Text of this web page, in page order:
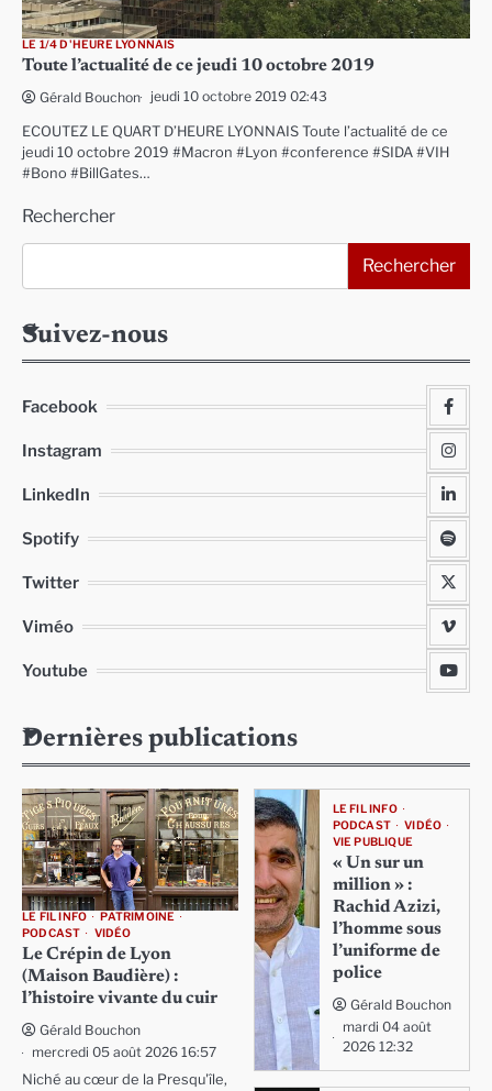
LE 1/4 D'HEURE LYONNAIS
Toute l’actualité de ce jeudi 10 octobre 2019
Gérald Bouchon jeudi 10 octobre 2019 02:43
ECOUTEZ LE QUART D’HEURE LYONNAIS Toute l’actualité de ce
jeudi 10 octobre 2019 #Macron #Lyon #conference #SIDA #VIH
#Bono #BillGates…
Rechercher
Rechercher
Suivez-nous
Facebook
Instagram
LinkedIn
Spotify
Twitter
Viméo
Youtube
Dernières publications
LE FIL INFO
PATRIMOINE
PODCAST
VIDÉO
Le Crépin de Lyon
(Maison Baudière) :
l’histoire vivante du cuir
Gérald Bouchon
mercredi 05 août 2026 16:57
Niché au cœur de la Presqu'île,
LE FIL INFO
PODCAST
VIDÉO
VIE PUBLIQUE
« Un sur un
million » :
Rachid Azizi,
l’homme sous
l’uniforme de
police
Gérald Bouchon
mardi 04 août
2026 12:32